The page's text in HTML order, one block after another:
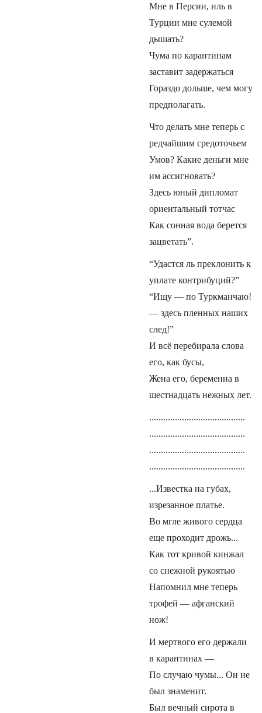
Мне в Персии, иль в
Турции мне сулемой
дышать?
Чума по карантинам
заставит задержаться
Гораздо дольше, чем могу
предполагать.
Что делать мне теперь с
редчайшим средоточьем
Умов? Какие деньги мне
им ассигновать?
Здесь юный дипломат
ориентальный тотчас
Как сонная вода берется
зацветать”.
“Удастся ль преклонить к
уплате контрибуций?”
“Ищу — по Туркманчаю!
— здесь пленных наших
след!”
И всё перебирала слова
его, как бусы,
Жена его, беременна в
шестнадцать нежных лет.
.........................................
.........................................
.........................................
.........................................
...Известка на губах,
изрезанное платье.
Во мгле живого сердца
еще проходит дрожь...
Как тот кривой кинжал
со снежной рукоятью
Напомнил мне теперь
трофей — афганский
нож!
И мертвого его держали
в карантинах —
По случаю чумы... Он не
был знаменит.
Был вечный сирота в